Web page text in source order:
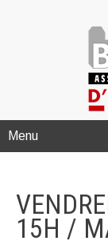
Menu
15H /